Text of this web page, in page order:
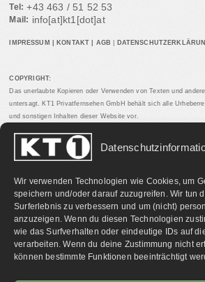
Wir verwenden Technologien wie Cookies, um
speichern und/oder darauf zuzugreifen. Wir tun
Surferlebnis zu verbessern und um (nicht)
anzuzeigen. Wenn du diesen Technologien
wie das Surfverhalten oder eindeutige IDs auf
verarbeiten. Wenn du deine Zustimmung nicht
können bestimmte Funktionen beeinträchtigt
Tel: +43 463 / 51 52 53
Mail: info[at]kt1[dot]at
IMPRESSUM KONTAKT AGB
COPYRIGHT:
Das unerlaubte Kopieren oder Verwenden von Texten und
untersagt. KT1 Privatfernsehen GmbH behält sich alle
und sonstigen Inhalten dieser Website vor.
PARTNERLINKS: